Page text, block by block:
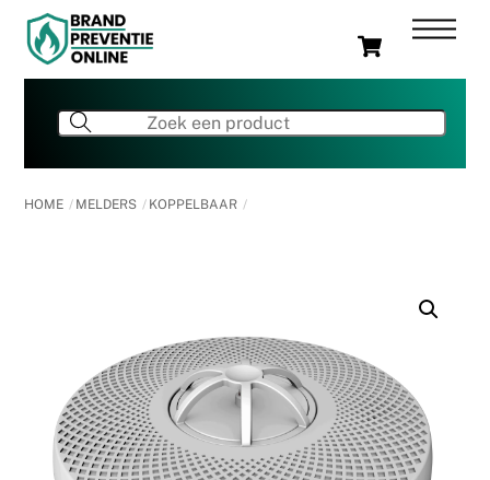
Skip
content
Cart
HOME MELDERS KOPPELBAAR